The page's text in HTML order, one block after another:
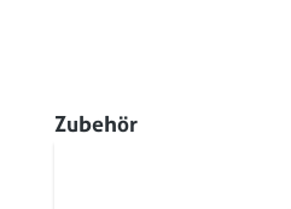
Produktgalerie überspringen
Zubehör